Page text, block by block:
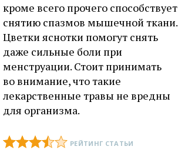
кроме всего прочего способствует
снятию спазмов мышечной ткани.
Цветки яснотки помогут снять
даже сильные боли при
менструации. Стоит принимать
во внимание, что такие
лекарственные травы не вредны
для организма.
РЕЙТИНГ СТАТЬИ